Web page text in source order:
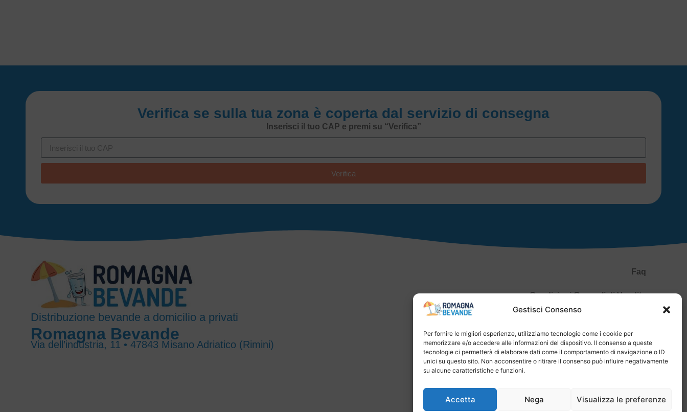
Gestisci Consenso
Per fornire le migliori esperienze, utilizziamo tecnologie come i cookie per
memorizzare e/o accedere alle informazioni del dispositivo. Il consenso a queste
tecnologie ci permetterà di elaborare dati come il comportamento di navigazione o ID
unici su questo sito. Non acconsentire o ritirare il consenso può influire negativamente
su alcune caratteristiche e funzioni.
Accetta Nega Visualizza le preferenze
Verifica se sulla tua zona è coperta dal servizio di consegna
Inserisci il tuo CAP e premi su “Verifica”
Verifica
Distribuzione bevande a domicilio a privati
Romagna Bevande
Via dell’industria, 11 • 47843 Misano Adriatico (Rimini)
Faq
Condizioni Generali di Vendita
Privacy Policy
P.IVA 04651830400